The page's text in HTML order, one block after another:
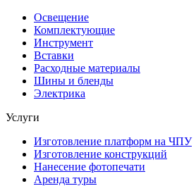
Освещение
Комплектующие
Инструмент
Вставки
Расходные материалы
Шины и бленды
Электрика
Услуги
Изготовление платформ на ЧПУ
Изготовление конструкций
Нанесение фотопечати
Аренда туры